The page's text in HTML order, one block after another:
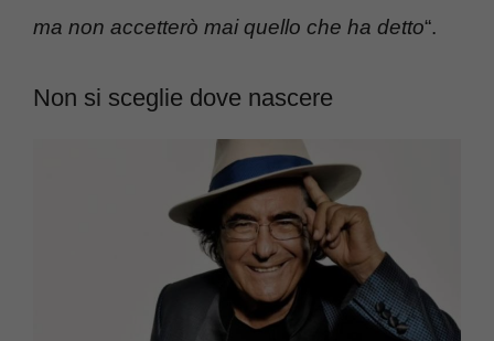
ma non accetterò mai quello che ha detto“.
Non si sceglie dove nascere